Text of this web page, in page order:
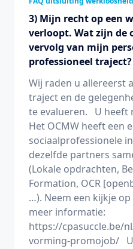
3) Mijn recht op een
verloopt. Wat zijn de
vervolg van mijn
professioneel traject?
Wij raden u allereerst
traject en de
te evalueren. U heeft
Het OCMW heeft een
sociaalprofessionele
dezelfde partners
(Lokale opdrachten,
Formation, OCR
…). Neem een kijkje
meer informatie:
https://cpasuccle.be/
vorming-promojob/